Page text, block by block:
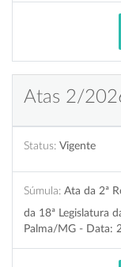
Atas 2/
Status: Vigente
Súmula: Ata da 2ª
da 18ª Legislatura
Palma/MG - Data: